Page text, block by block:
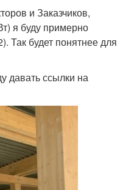
и Заказчиков,
я буду примерно
Так будет понятнее для
давать ссылки на